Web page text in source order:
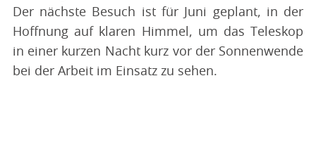
Der nächste Besuch ist für Juni geplant, in der
Hoffnung auf klaren Himmel, um das Teleskop
in einer kurzen Nacht kurz vor der Sonnenwende
bei der Arbeit im Einsatz zu sehen.